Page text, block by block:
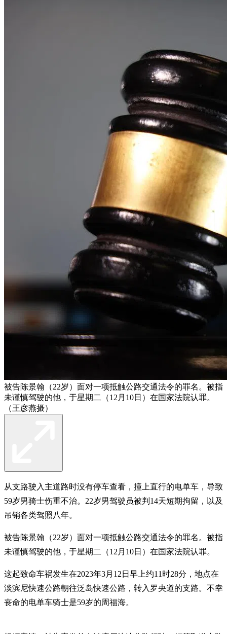
被告陈景翰（22岁）面对一项抵触公路交通法令的罪名。被指
未谨慎驾驶的他，于星期二（12月10日）在国家法院认罪。
（王彦燕摄）
从支路驶入主道路时没有停车查看，撞上直行的电单车，导致
59岁男骑士伤重不治。22岁男驾驶员被判14天短期拘留，以及
吊销各类驾照八年。
被告陈景翰（22岁）面对一项抵触公路交通法令的罪名。被指
未谨慎驾驶的他，于星期二（12月10日）在国家法院认罪。
这起致命车祸发生在2023年3月12日早上约11时28分，地点在
淡滨尼快速公路朝往泛岛快速公路，转入罗央道的支路。不幸
丧命的电单车骑士是59岁的周福海。